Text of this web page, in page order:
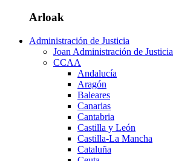
Arloak
Administración de Justicia
Joan Administración de Justicia
CCAA
Andalucía
Aragón
Baleares
Canarias
Cantabria
Castilla y León
Castilla-La Mancha
Cataluña